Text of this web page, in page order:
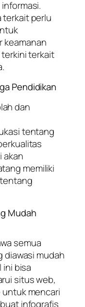
terkait perlu
keamanan
terkait
Pendidikan
dan
tentang
akan
memiliki
Mudah
semua
diawasi mudah
ini bisa
situs web,
mencari
infografis